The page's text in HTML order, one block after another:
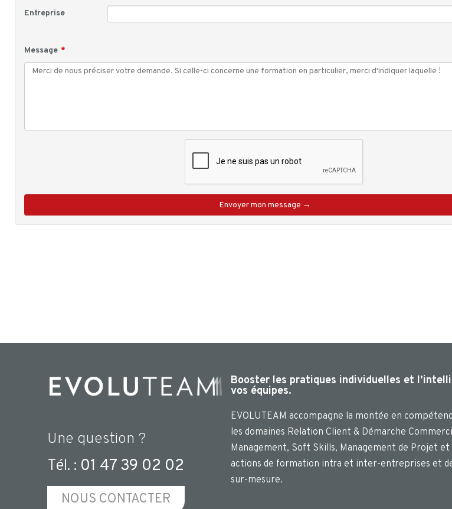
Entreprise
Message
Une question ?
Tél. : 01 47 39 02 02
NOUS CONTACTER
Booster les pratiques individuelles et
vos équipes.
EVOLUTEAM accompagne la montée en
les domaines Relation Client & Démarche
Management, Soft Skills, Management de Projet
actions de formation intra et inter-entreprises et
sur-mesure.